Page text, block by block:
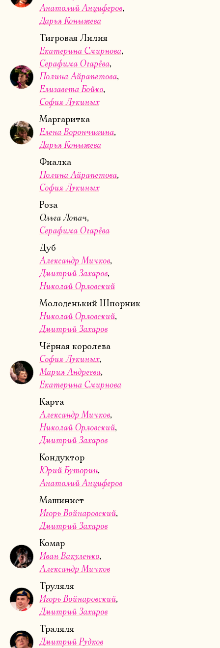
Анатолий Анциферов
Дарья Коныжева
Тигровая Лилия
Екатерина Смирнова
Серафима Огарёва
Полина Айрапетова
Елизавета Бойко
София Лукиных
Маргаритка
Елена Ворончихина
Дарья Коныжева
Фиалка
Полина Айрапетова
София Лукиных
Роза
Ольга Лопач
Серафима Огарёва
Дуб
Александр Мичков
Дмитрий Захаров
Николай Орловский
Молоденький Шпорник
Николай Орловский
Дмитрий Захаров
Чёрная королева
София Лукиных
Мария Андреева
Екатерина Смирнова
Карта
Александр Мичков
Николай Орловский
Дмитрий Захаров
Кондуктор
Юрий Буторин
Анатолий Анциферов
Машинист
Игорь Войнаровский
Дмитрий Захаров
Комар
Иван Вакуленко
Александр Мичков
Труляля
Игорь Войнаровский
Дмитрий Захаров
Траляля
Дмитрий Рудков